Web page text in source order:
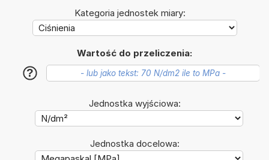
Kategoria jednostek miary:
Wartość do przeliczenia:
?
Jednostka wyjściowa:
Jednostka docelowa: